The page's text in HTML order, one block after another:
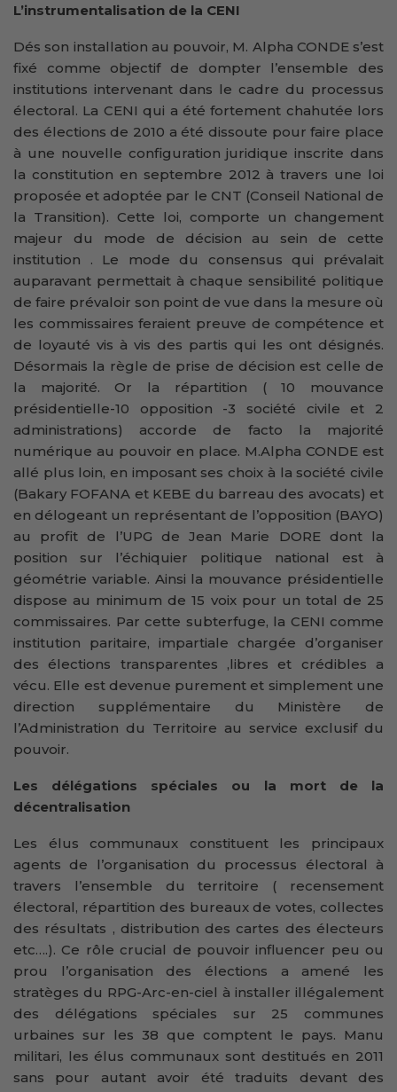
L’instrumentalisation de la CENI
Dés son installation au pouvoir, M. Alpha CONDE s’est
fixé comme objectif de dompter l’ensemble des
institutions intervenant dans le cadre du processus
électoral. La CENI qui a été fortement chahutée lors
des élections de 2010 a été dissoute pour faire place
à une nouvelle configuration juridique inscrite dans
la constitution en septembre 2012 à travers une loi
proposée et adoptée par le CNT (Conseil National de
la Transition). Cette loi, comporte un changement
majeur du mode de décision au sein de cette
institution . Le mode du consensus qui prévalait
auparavant permettait à chaque sensibilité politique
de faire prévaloir son point de vue dans la mesure où
les commissaires feraient preuve de compétence et
de loyauté vis à vis des partis qui les ont désignés.
Désormais la règle de prise de décision est celle de
la majorité. Or la répartition ( 10 mouvance
présidentielle-10 opposition -3 société civile et 2
administrations) accorde de facto la majorité
numérique au pouvoir en place. M.Alpha CONDE est
allé plus loin, en imposant ses choix à la société civile
(Bakary FOFANA et KEBE du barreau des avocats) et
en délogeant un représentant de l’opposition (BAYO)
au profit de l’UPG de Jean Marie DORE dont la
position sur l’échiquier politique national est à
géométrie variable. Ainsi la mouvance présidentielle
dispose au minimum de 15 voix pour un total de 25
commissaires. Par cette subterfuge, la CENI comme
institution paritaire, impartiale chargée d’organiser
des élections transparentes ,libres et crédibles a
vécu. Elle est devenue purement et simplement une
direction supplémentaire du Ministère de
l’Administration du Territoire au service exclusif du
pouvoir.
Les délégations spéciales ou la mort de la
décentralisation
Les élus communaux constituent les principaux
agents de l’organisation du processus électoral à
travers l’ensemble du territoire ( recensement
électoral, répartition des bureaux de votes, collectes
des résultats , distribution des cartes des électeurs
etc….). Ce rôle crucial de pouvoir influencer peu ou
prou l’organisation des élections a amené les
stratèges du RPG-Arc-en-ciel à installer illégalement
des délégations spéciales sur 25 communes
urbaines sur les 38 que comptent le pays. Manu
militari, les élus communaux sont destitués en 2011
sans pour autant avoir été traduits devant des